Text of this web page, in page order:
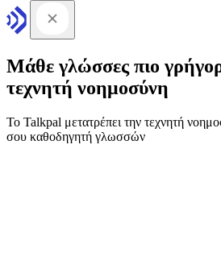
Μάθε γλώσσες πιο
τεχνητή νοημοσύνη
Το Talkpal μετατρέπει την τεχνητή
σου καθοδηγητή γλωσσών